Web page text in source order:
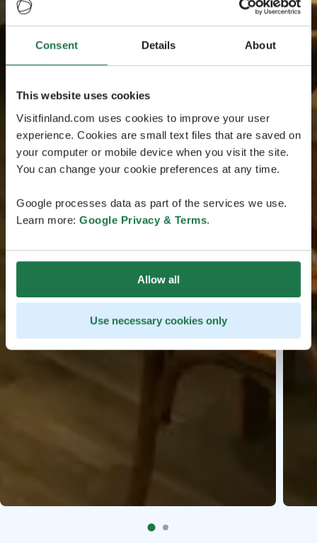
Consent Details About
This website uses cookies
Visitfinland.com uses cookies to improve your user
experience. Cookies are small text files that are saved on
your computer or mobile device when you visit the site.
You can change your cookie preferences at any time.
Google processes data as part of the services we use.
Learn more: Google Privacy & Terms.
Allow all
Use necessary cookies only